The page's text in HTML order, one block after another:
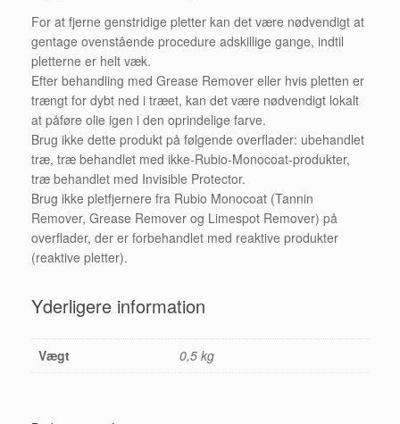
For at fjerne genstridige pletter kan det være nødvendigt at
gentage ovenstående procedure adskillige gange, indtil
pletterne er helt væk.
Efter behandling med Grease Remover eller hvis pletten er
trængt for dybt ned i træet, kan det være nødvendigt lokalt
at påføre olie igen i den oprindelige farve.
Brug ikke dette produkt på følgende overflader: ubehandlet
træ, træ behandlet med ikke-Rubio-Monocoat-produkter,
træ behandlet med Invisible Protector.
Brug ikke pletfjernere fra Rubio Monocoat (Tannin
Remover, Grease Remover og Limespot Remover) på
overflader, der er forbehandlet med reaktive produkter
(reaktive pletter).
Yderligere information
Vægt 0,5 kg